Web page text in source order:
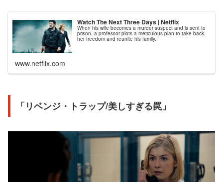
Watch The Next Three Days | Netflix
When his wife becomes a murder suspect and is sent to
prison, a professor plots a meticulous plan to take back
her freedom and reunite his family.
www.netflix.com
「リベンジ・トラップ/美しすぎる罠」